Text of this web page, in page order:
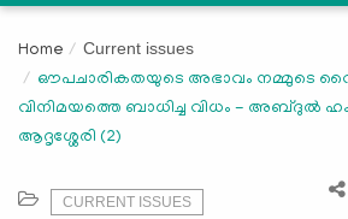
g
l
e
N
Home Current issues
ഔപചാരികതയുടെ അഭാവം നമ്മുടെ
വിനിമയത്തെ ബാധിച്ച വിധം - അബ്ദുല്‍
ആദൃശ്ശേരി (2)
CURRENT ISSUES